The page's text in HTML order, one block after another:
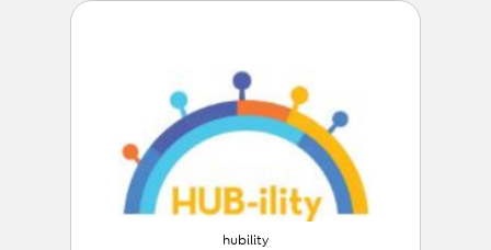
hubility